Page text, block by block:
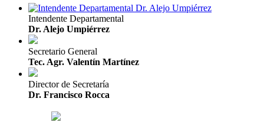
Intendente Departamental
Dr. Alejo Umpiérrez
Secretario General
Tec. Agr. Valentín Martínez
Director de Secretaría
Dr. Francisco Rocca